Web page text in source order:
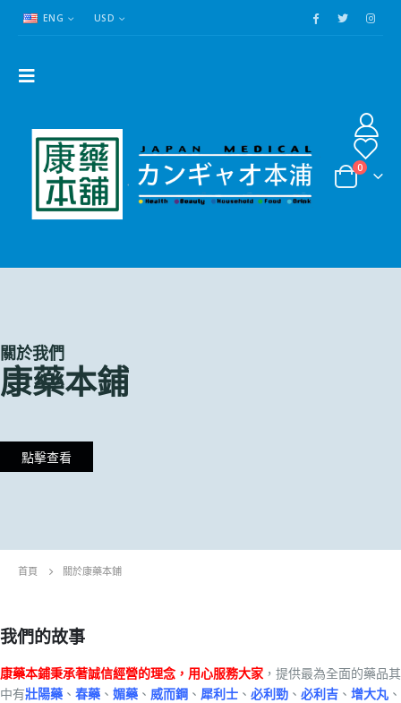
ENG USD
0
關於我們
康藥本鋪
點擊查看
首頁 關於康藥本鋪
我們的故事
康藥本鋪秉承著誠信經營的理念，用心服務大家 ，提供最為全面的藥品其
中有壯陽藥 、 春藥 、 媚藥 、 威而鋼 、 犀利士 、 必利勁 、 必利吉 、 增大丸 、